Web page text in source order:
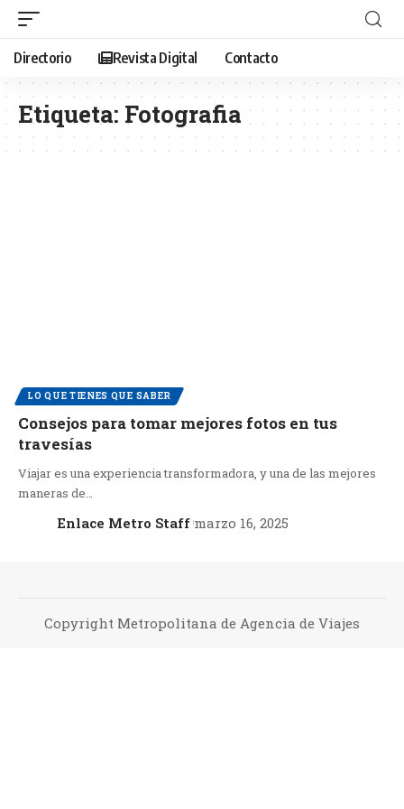
Directorio Revista Digital Contacto
Etiqueta: Fotografia
LO QUE TIENES QUE SABER
Consejos para tomar mejores fotos en tus
travesías
Viajar es una experiencia transformadora, y una de las mejores
maneras de…
Enlace Metro Staff marzo 16, 2025
Copyright Metropolitana de Agencia de Viajes